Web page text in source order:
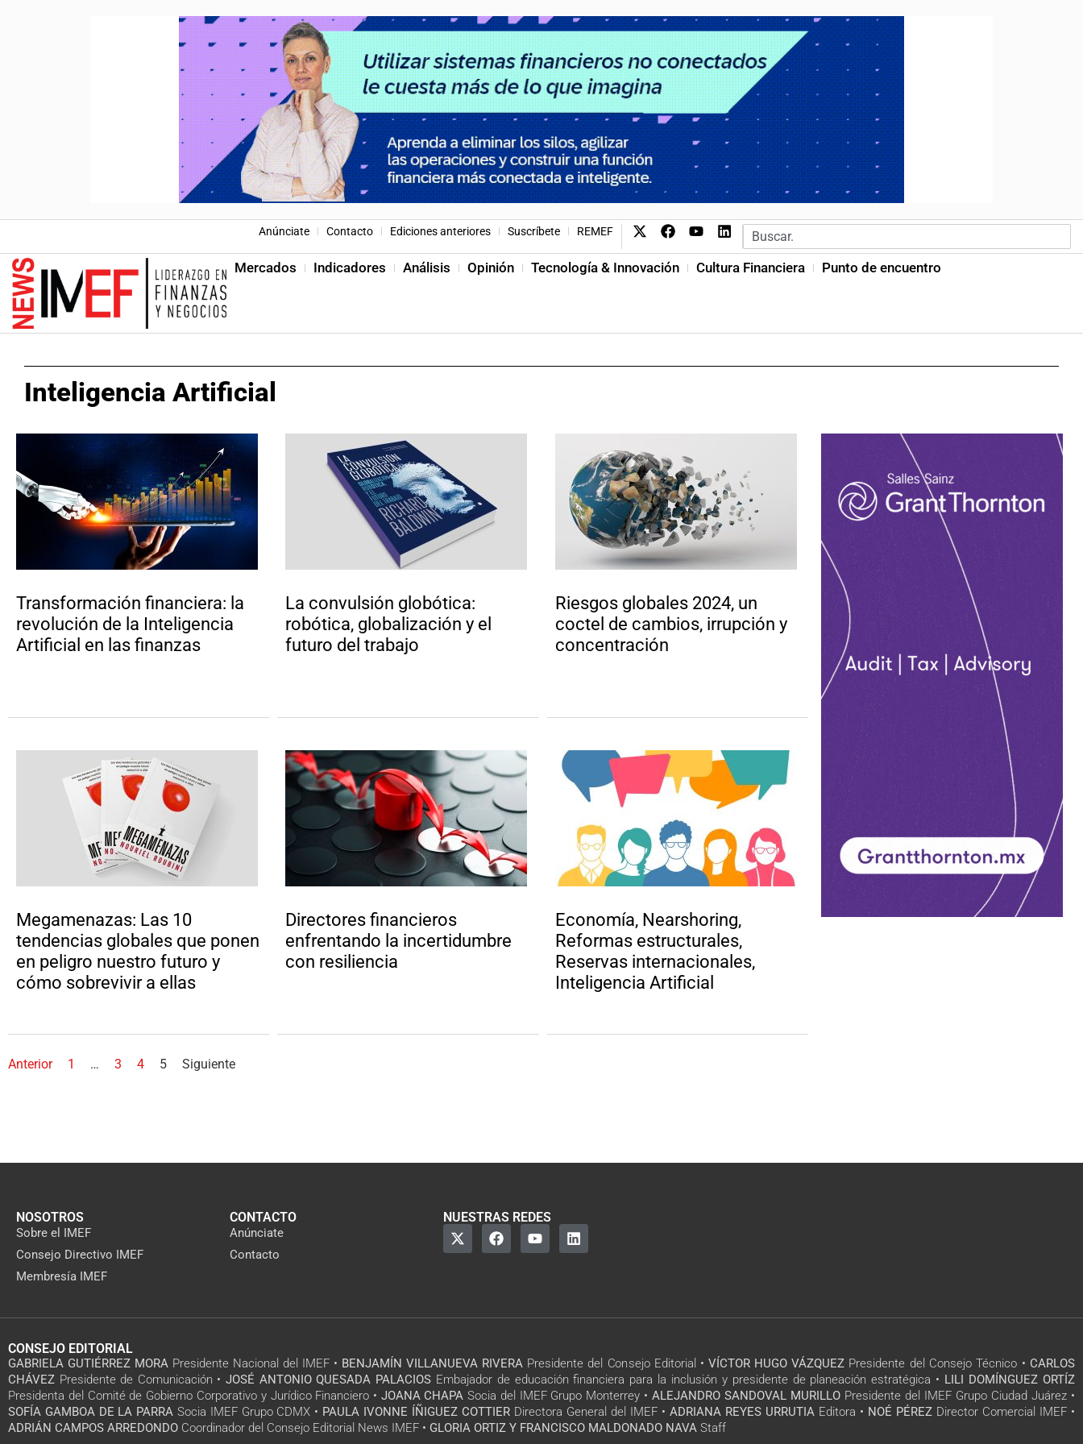
Anúnciate Contacto Ediciones anteriores Suscríbete REMEF
Mercados Indicadores Análisis Opinión Tecnología & Innovación Cultura Financiera Punto de encuentro
Inteligencia Artificial
Transformación financiera: la
revolución de la Inteligencia
Artificial en las finanzas
La convulsión globótica:
robótica, globalización y el
futuro del trabajo
Riesgos globales 2024, un
coctel de cambios, irrupción y
concentración
Megamenazas: Las 10
tendencias globales que ponen
en peligro nuestro futuro y
cómo sobrevivir a ellas
Directores financieros
enfrentando la incertidumbre
con resiliencia
Economía, Nearshoring,
Reformas estructurales,
Reservas internacionales,
Inteligencia Artificial
Anterior 1 … 3 4 5 Siguiente
NOSOTROS
Sobre el IMEF
Consejo Directivo IMEF
Membresía IMEF
CONTACTO
Anúnciate
Contacto
NUESTRAS REDES
CONSEJO EDITORIAL
GABRIELA GUTIÉRREZ MORA Presidente Nacional del IMEF • BENJAMÍN VILLANUEVA RIVERA Presidente del Consejo Editorial • VÍCTOR HUGO VÁZQUEZ Presidente del Consejo Técnico • CARLOS
CHÁVEZ Presidente de Comunicación • JOSÉ ANTONIO QUESADA PALACIOS Embajador de educación financiera para la inclusión y presidente de planeación estratégica • LILI DOMÍNGUEZ ORTÍZ
Presidenta del Comité de Gobierno Corporativo y Jurídico Financiero • JOANA CHAPA Socia del IMEF Grupo Monterrey • ALEJANDRO SANDOVAL MURILLO Presidente del IMEF Grupo Ciudad Juárez •
SOFÍA GAMBOA DE LA PARRA Socia IMEF Grupo CDMX • PAULA IVONNE ÍÑIGUEZ COTTIER Directora General del IMEF • ADRIANA REYES URRUTIA Editora • NOÉ PÉREZ Director Comercial IMEF •
ADRIÁN CAMPOS ARREDONDO Coordinador del Consejo Editorial News IMEF • GLORIA ORTIZ Y FRANCISCO MALDONADO NAVA Staff